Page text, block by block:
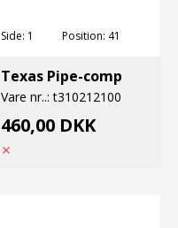
Side: 1 Position: 41
Texas Pipe-comp
Vare nr..: t310212100
460,00 DKK